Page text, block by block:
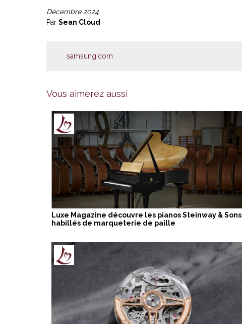
Décembre 2024
Par Sean Cloud
samsung.com
Vous aimerez aussi
Luxe Magazine découvre les pianos Steinway & Sons
habillés de marqueterie de paille